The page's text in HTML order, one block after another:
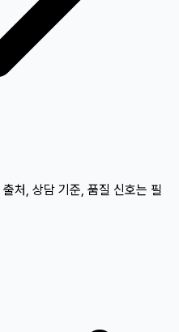
출처, 상담 기준, 품질 신호는 필